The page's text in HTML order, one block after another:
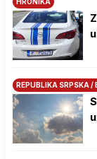
REPUBLIKA SRPSKA /